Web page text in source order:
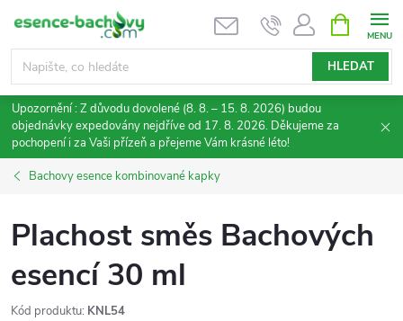
obsah
HLEDAT
NÁKUPNÍ
KOŠÍK
Upozornění : Z důvodu dovolené (8. 8. – 15. 8. 2026) budou
objednávky expedovány nejdříve od 17. 8. 2026. Děkujeme za
pochopení i za Vaši přízeň a přejeme Vám krásné léto!
Bachovy esence kombinované kapky
Plachost směs Bachových
esencí 30 ml
Kód produktu: KNL54